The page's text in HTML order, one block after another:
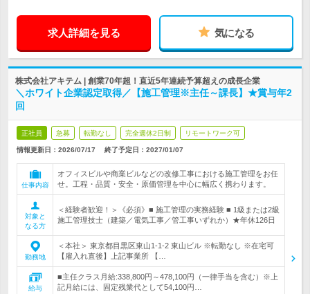
求人詳細を見る 気になる
株式会社アキテム | 創業70年超！直近5年連続予算超えの成長企業
＼ホワイト企業認定取得／【施工管理※主任～課長】★賞与年2
回
正社員 急募 転勤なし 完全週休2日制 リモートワーク可
情報更新日：2026/07/17 終了予定日： 2027/01/07
仕事内容
オフィスビルや商業ビルなどの改修工事における施工管理をお任
せ。工程・品質・安全・原価管理を中心に幅広く携わります。
対象と
なる方
＜経験者歓迎！＞《必須》■ 施工管理の実務経験 ■ 1級または2級
施工管理技士（建築／電気工事／管工事いずれか）★年休126日
勤務地
＜本社＞ 東京都目黒区東山1-1-2 東山ビル ※転勤なし ※在宅可
【雇入れ直後】上記事業所 【…
給与
■主任クラス月給:338,800円～478,100円（一律手当を含む）※上
記月給には、固定残業代として54,100円…